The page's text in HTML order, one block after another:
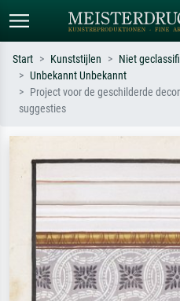
Standaard zoeken
Zoek op kunstenaar, titel of stijl – bijv.
Start Kunststijlen
Niet
Unbekannt Unbekannt
Project voor de geschilderde
suggesties